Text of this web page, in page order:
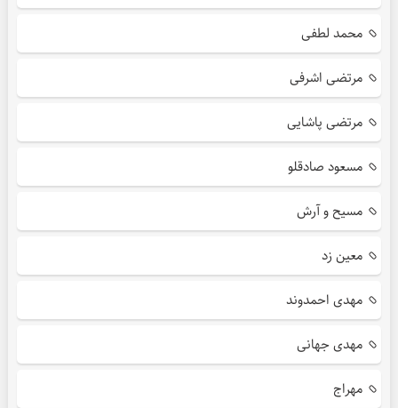
محمد لطفی
مرتضی اشرفی
مرتضی پاشایی
مسعود صادقلو
مسیح و آرش
معین زد
مهدی احمدوند
مهدی جهانی
مهراج